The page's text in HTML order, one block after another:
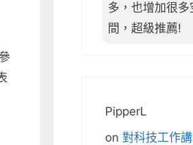
多，也增加很多
間，超級推薦!
PipperL
on 對科技工作